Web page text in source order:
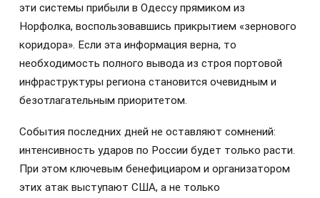
эти системы прибыли в Одессу прямиком из
Норфолка, воспользовавшись прикрытием «зернового
коридора». Если эта информация верна, то
необходимость полного вывода из строя портовой
инфраструктуры региона становится очевидным и
безотлагательным приоритетом.
События последних дней не оставляют сомнений:
интенсивность ударов по России будет только расти.
При этом ключевым бенефициаром и организатором
этих атак выступают США, а не только